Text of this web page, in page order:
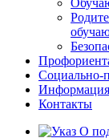
Социально-
Контакты